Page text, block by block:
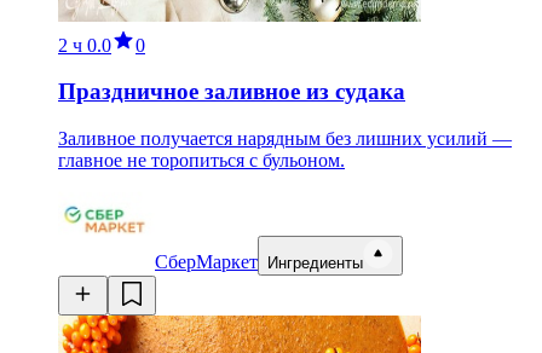
2 ч 0.0 0
Праздничное заливное из судака
Заливное получается нарядным без лишних усилий —
главное не торопиться с бульоном.
СберМаркет Ингредиенты